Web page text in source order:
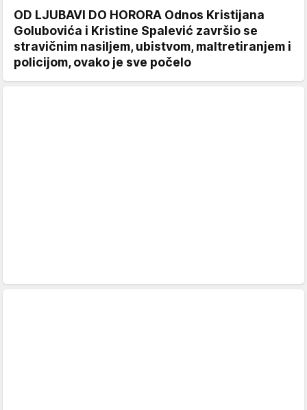
OD LJUBAVI DO HORORA Odnos Kristijana
Golubovića i Kristine Spalević završio se
stravičnim nasiljem, ubistvom, maltretiranjem i
policijom, ovako je sve počelo